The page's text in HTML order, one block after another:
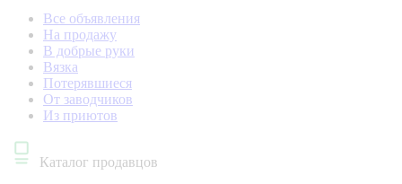
Все объявления
На продажу
В добрые руки
Вязка
Потерявшиеся
От заводчиков
Из приютов
Каталог продавцов